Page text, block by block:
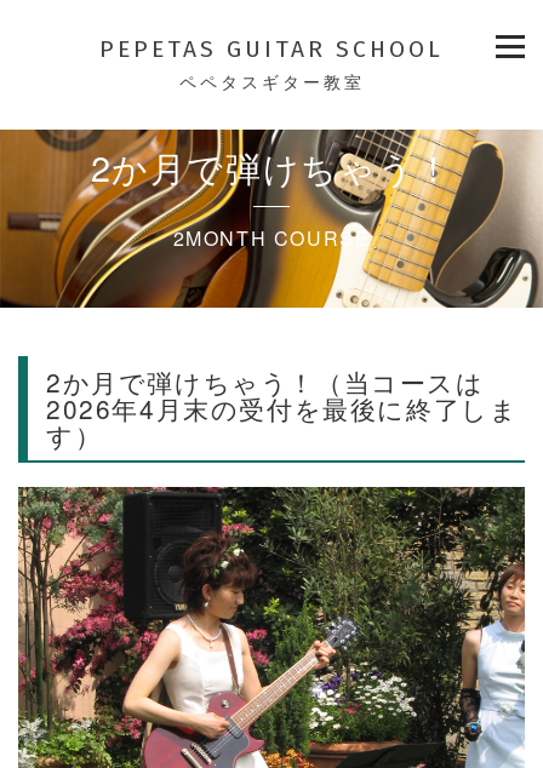
PEPETAS GUITAR SCHOOL
ペペタスギター教室
2か月で弾けちゃう！
2MONTH COURSE
2か月で弾けちゃう！（当コースは
2026年4月末の受付を最後に終了しま
す）